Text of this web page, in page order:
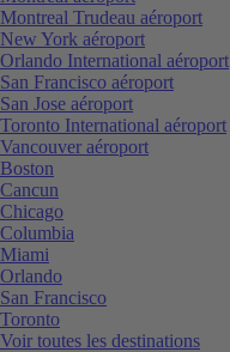
Montreal Trudeau aéroport
New York aéroport
Orlando International aéroport
San Francisco aéroport
San Jose aéroport
Toronto International aéroport
Vancouver aéroport
Boston
Cancun
Chicago
Columbia
Miami
Orlando
San Francisco
Toronto
Voir toutes les destinations